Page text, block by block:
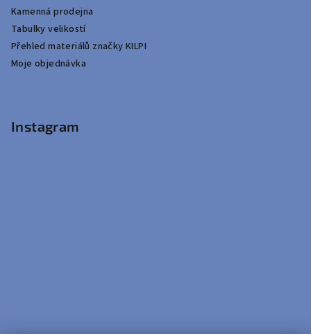
Kamenná prodejna
Tabulky velikostí
Přehled materiálů značky KILPI
Moje objednávka
Instagram